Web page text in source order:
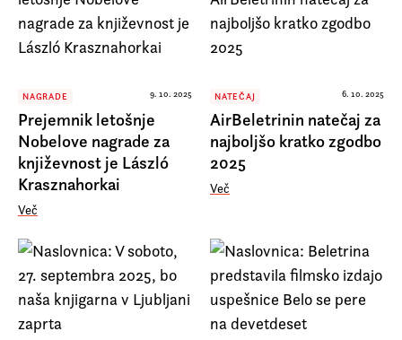
NAGRADE 9. 10. 2025
Prejemnik letošnje
Nobelove nagrade za
književnost je László
Krasznahorkai
Več
NATEČAJ 6. 10. 2025
AirBeletrinin natečaj za
najboljšo kratko zgodbo
2025
Več